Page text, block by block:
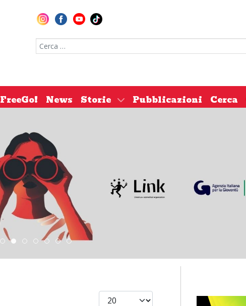
Cerca nel sito
FreeGo! News Storie Pubblicazioni Cerca
DiscoverEu Inclusion
ESC » Volontariato internazionale
Scopri dove sono i nostri volontari
Scambio Giovanile » 19 - 28 maggio 2026
Visualizza #